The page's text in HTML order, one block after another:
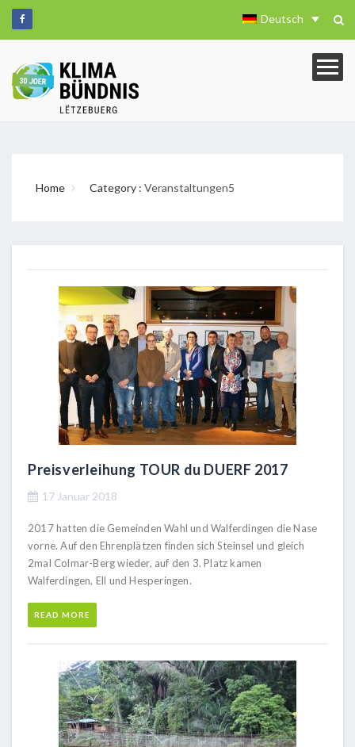
Deutsch
Home Category : Veranstaltungen5
Preisverleihung TOUR du DUERF 2017
17 Januar 2018
2017 hatten die Gemeinden Wahl und Walferdingen die Nase
vorne. Auf den Ehrenplätzen finden sich Steinsel und gleich
2mal Colmar-Berg wieder, auf den 3. Platz kamen
Walferdingen, Ell und Hesperingen.
READ MORE